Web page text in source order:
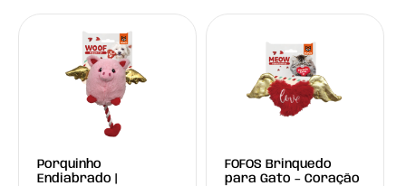
Porquinho
Endiabrado |
FOFOS Brinquedo
para Gato – Coração